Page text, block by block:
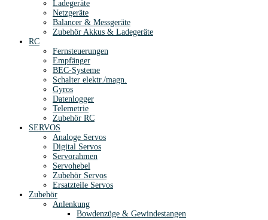
Ladegeräte
Netzgeräte
Balancer & Messgeräte
Zubehör Akkus & Ladegeräte
RC
Fernsteuerungen
Empfänger
BEC-Systeme
Schalter elektr./magn.
Gyros
Datenlogger
Telemetrie
Zubehör RC
SERVOS
Analoge Servos
Digital Servos
Servorahmen
Servohebel
Zubehör Servos
Ersatzteile Servos
Zubehör
Anlenkung
Bowdenzüge & Gewindestangen